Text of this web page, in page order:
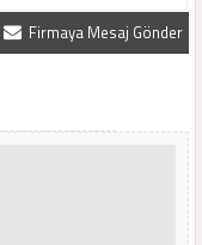
Firmaya Mesaj Gönder